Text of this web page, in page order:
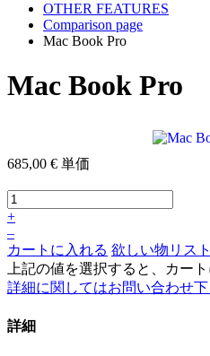
OTHER FEATURES
Comparison page
Mac Book Pro
Mac Book Pro
685,00 € 単価
+
–
カートに入れる 欲しい物リス
上記の値を選択すると、カー
詳細に関してはお問い合わせ下
詳細